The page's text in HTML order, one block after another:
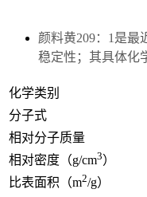
颜料黄209：1是
稳定性；其具体化
化学类别
分子式
相对分子质量
相对密度（g/cm3）
比表面积（m2/g）